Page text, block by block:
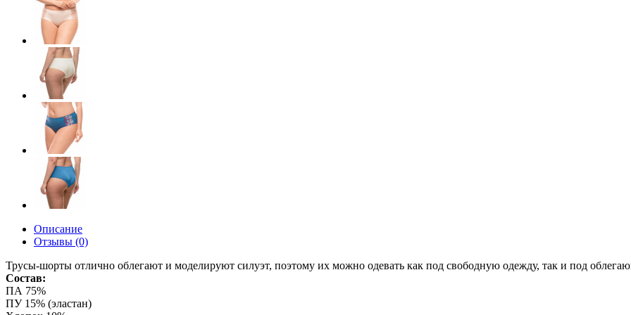
Описание
Отзывы (0)
Трусы-шорты отлично облегают и моделируют силуэт, поэтому их можно одевать как под свободную одежду, так и под
Состав:
ПА 75%
ПУ 15% (эластан)